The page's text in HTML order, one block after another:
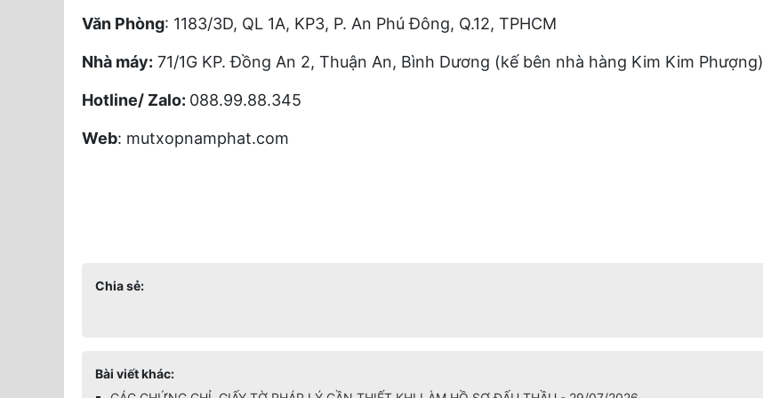
Văn Phòng: 1183/3D, QL 1A, KP3, P. An Phú Đông, Q.12, TPHCM
Nhà máy: 71/1G KP. Đồng An 2, Thuận An, Bình Dương (kế bên nhà hàng Kim Kim Phượng)
Hotline/ Zalo: 088.99.88.345
Web: mutxopnamphat.com
Chia sẻ:
Bài viết khác: